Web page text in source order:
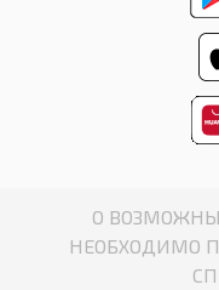
О
НЕОБХОДИМО